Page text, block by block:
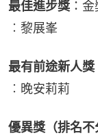
最佳進步獎 ：
︰黎展峯
最有前途新人獎
︰晚安莉莉
優異獎（排名不